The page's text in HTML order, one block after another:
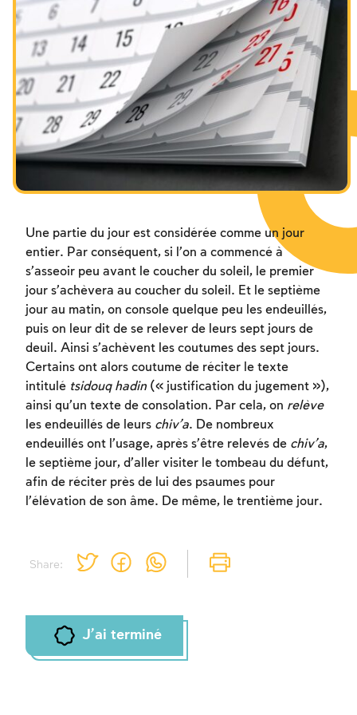
Les jeûnes liés à la destruction du Temple
Hanouca
Pourim
Share:
Une partie du jour est considérée comme un jour
entier. Par conséquent, si l’on a commencé à
s’asseoir peu avant le coucher du soleil, le premier
jour s’achèvera au coucher du soleil. Et le septième
jour au matin, on console quelque peu les endeuillés,
puis on leur dit de se relever de leurs sept jours de
deuil. Ainsi s’achèvent les coutumes des sept jours.
Certains ont alors coutume de réciter le texte
intitulé tsidouq hadin (« justification du jugement »),
ainsi qu’un texte de consolation. Par cela, on relève
les endeuillés de leurs chiv’a. De nombreux
endeuillés ont l’usage, après s’être relevés de chiv’a,
le septième jour, d’aller visiter le tombeau du défunt,
afin de réciter près de lui des psaumes pour
l’élévation de son âme. De même, le trentième jour.
J'ai terminé
Inscription requise
Afin d'enregistrer ce que vous avez étudié,
vous devez vous connectez ou vous
inscrire.